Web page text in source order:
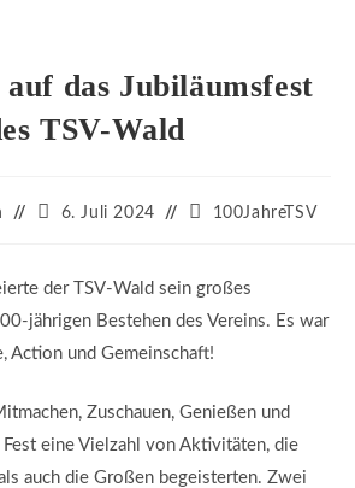
das Jubiläumsfest
TSV-Wald
Beitrag
6. Juli 2024
Beitrags-
100JahreTSV
der TSV-Wald sein großes
jährigen Bestehen des Vereins. Es war
Action und Gemeinschaft!
Zuschauen, Genießen und
Fest eine Vielzahl von Aktivitäten, die
auch die Großen begeisterten. Zwei